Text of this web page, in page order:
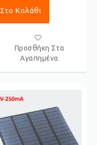
Στο Καλάθι
Προσθήκη Στα
Αγαπημένα